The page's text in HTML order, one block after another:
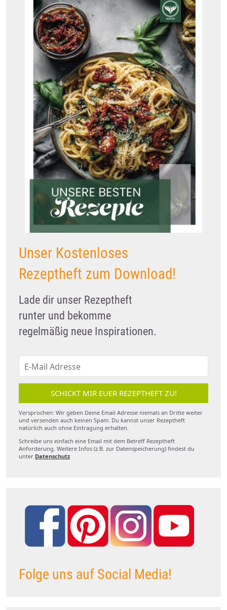
Unser Kostenloses
Rezeptheft zum Download!
Lade dir unser Rezeptheft
runter und bekomme
regelmäßig neue Inspirationen.
SCHICKT MIR EUER REZEPTHEFT ZU!
Versprochen: Wir geben Deine Email Adresse niemals an Dritte weiter
und versenden auch keinen Spam. Du kannst unser Rezeptheft
natürlich auch ohne Eintragung erhalten.
Schreibe uns einfach eine Email mit dem Betreff Rezeptheft
Anforderung. Weitere Infos (z.B. zur Datenspeicherung) findest du
unter Datenschutz
Folge uns auf Social Media!